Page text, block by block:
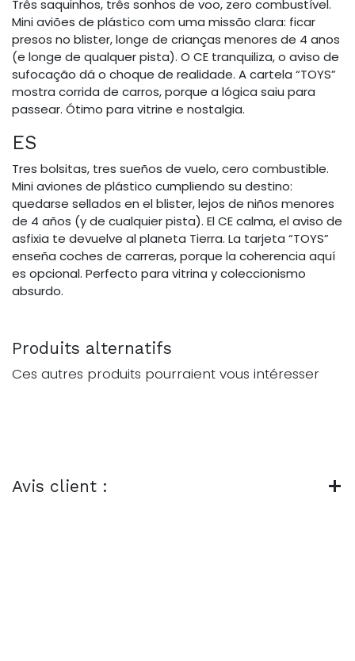
Três saquinhos, três sonhos de voo, zero combustível.
Mini aviões de plástico com uma missão clara: ficar
presos no blister, longe de crianças menores de 4 anos
(e longe de qualquer pista). O CE tranquiliza, o aviso de
sufocação dá o choque de realidade. A cartela “TOYS”
mostra corrida de carros, porque a lógica saiu para
passear. Ótimo para vitrine e nostalgia.
ES
Tres bolsitas, tres sueños de vuelo, cero combustible.
Mini aviones de plástico cumpliendo su destino:
quedarse sellados en el blister, lejos de niños menores
de 4 años (y de cualquier pista). El CE calma, el aviso de
asfixia te devuelve al planeta Tierra. La tarjeta “TOYS”
enseña coches de carreras, porque la coherencia aquí
es opcional. Perfecto para vitrina y coleccionismo
absurdo.
Produits alternatifs
Ces autres produits pourraient vous intéresser
Avis client :